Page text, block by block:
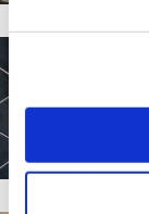
+